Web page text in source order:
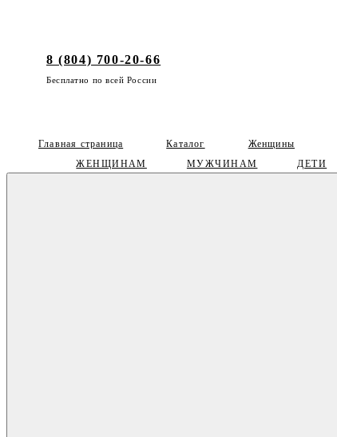
8 (804) 700-20-66
Бесплатно по всей России
ЖЕНЩИНАМ МУЖЧИНАМ ДЕТИ
Главная страница Каталог Женщины